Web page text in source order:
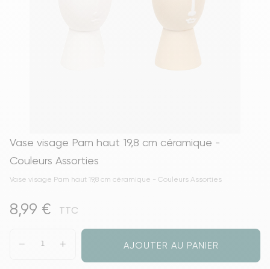
Vase visage Pam haut 19,8 cm céramique -
Couleurs Assorties
Vase visage Pam haut 19,8 cm céramique - Couleurs Assorties
8,99 € TTC
AJOUTER AU PANIER